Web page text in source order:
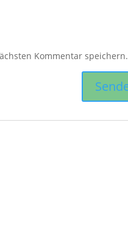
Kommentar speichern.